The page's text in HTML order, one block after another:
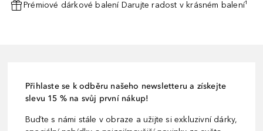
Prémiové dárkové balení Darujte radost v krásném balení¹
Přihlaste se k odběru našeho newsletteru a získejte
slevu 15 % na svůj první nákup!
Buďte s námi stále v obraze a užijte si exkluzivní dárky,